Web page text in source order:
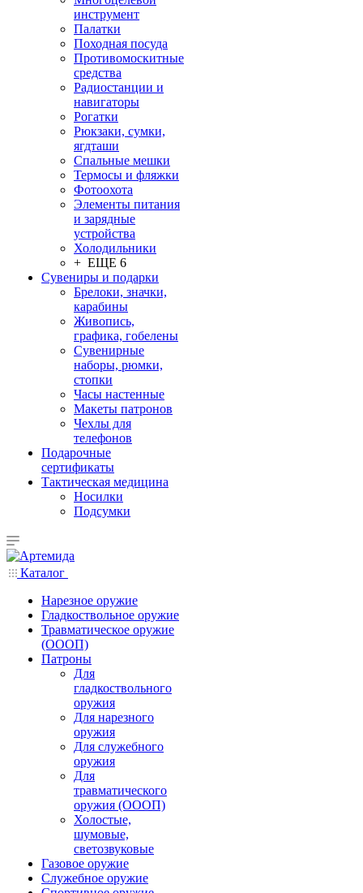
инструмент
Палатки
Походная посуда
Противомоскитные
средства
Радиостанции и
навигаторы
Рогатки
Рюкзаки, сумки,
ягдташи
Спальные мешки
Термосы и фляжки
Фотоохота
Элементы питания
и зарядные
устройства
Холодильники
+ ЕЩЕ 6
Сувениры и подарки
Брелоки, значки,
карабины
Живопись,
графика, гобелены
Сувенирные
наборы, рюмки,
стопки
Часы настенные
Макеты патронов
Чехлы для
телефонов
Подарочные
сертификаты
Тактическая медицина
Носилки
Подсумки
Каталог
Нарезное оружие
Гладкоствольное оружие
Травматическое оружие
(ОООП)
Патроны
Для
гладкоствольного
оружия
Для нарезного
оружия
Для служебного
оружия
Для
травматического
оружия (ОООП)
Холостые,
шумовые,
светозвуковые
Газовое оружие
Служебное оружие